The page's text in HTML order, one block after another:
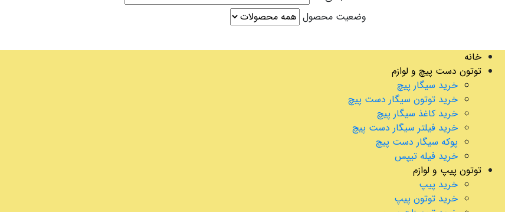
وضعیت محصول
خانه
توتون دست پیچ و لوازم
خرید سیگار پیچ
خرید توتون سیگار دست پیچ
خرید کاغذ سیگار پیچ
خرید فیلتر سیگار دست پیچ
پوکه سیگار دست پیچ
خرید فیله تیپس
توتون پیپ و لوازم
خرید پیپ
خرید توتون پیپ